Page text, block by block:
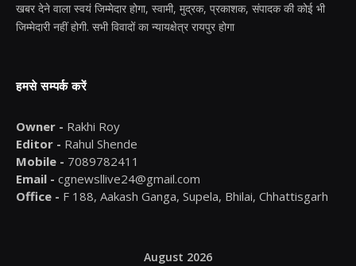
खबर देने वाला स्वयं जिम्मेदार होगा, स्वामी, मुद्रक, प्रकाशक, संपादक की कोई भी
जिम्मेदारी नहीं होगी. सभी विवादों का न्यायक्षेत्र रायपुर होगा
हमसे सम्पर्क करें
Owner - Rakhi Roy
Editor - Rahul Shende
Mobile - 7089782411
Email - cgnewsllive24@gmail.com
Office - F 188, Aakash Ganga, Supela, Bhilai, Chhattisgarh
August 2026